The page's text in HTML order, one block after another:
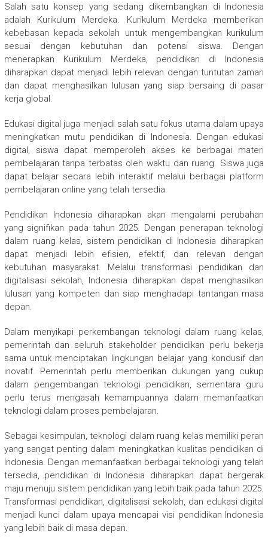
Salah satu konsep yang sedang dikembangkan di Indonesia
adalah Kurikulum Merdeka. Kurikulum Merdeka memberikan
kebebasan kepada sekolah untuk mengembangkan kurikulum
sesuai dengan kebutuhan dan potensi siswa. Dengan
menerapkan Kurikulum Merdeka, pendidikan di Indonesia
diharapkan dapat menjadi lebih relevan dengan tuntutan zaman
dan dapat menghasilkan lulusan yang siap bersaing di pasar
kerja global.
Edukasi digital juga menjadi salah satu fokus utama dalam upaya
meningkatkan mutu pendidikan di Indonesia. Dengan edukasi
digital, siswa dapat memperoleh akses ke berbagai materi
pembelajaran tanpa terbatas oleh waktu dan ruang. Siswa juga
dapat belajar secara lebih interaktif melalui berbagai platform
pembelajaran online yang telah tersedia.
Pendidikan Indonesia diharapkan akan mengalami perubahan
yang signifikan pada tahun 2025. Dengan penerapan teknologi
dalam ruang kelas, sistem pendidikan di Indonesia diharapkan
dapat menjadi lebih efisien, efektif, dan relevan dengan
kebutuhan masyarakat. Melalui transformasi pendidikan dan
digitalisasi sekolah, Indonesia diharapkan dapat menghasilkan
lulusan yang kompeten dan siap menghadapi tantangan masa
depan.
Dalam menyikapi perkembangan teknologi dalam ruang kelas,
pemerintah dan seluruh stakeholder pendidikan perlu bekerja
sama untuk menciptakan lingkungan belajar yang kondusif dan
inovatif. Pemerintah perlu memberikan dukungan yang cukup
dalam pengembangan teknologi pendidikan, sementara guru
perlu terus mengasah kemampuannya dalam memanfaatkan
teknologi dalam proses pembelajaran.
Sebagai kesimpulan, teknologi dalam ruang kelas memiliki peran
yang sangat penting dalam meningkatkan kualitas pendidikan di
Indonesia. Dengan memanfaatkan berbagai teknologi yang telah
tersedia, pendidikan di Indonesia diharapkan dapat bergerak
maju menuju sistem pendidikan yang lebih baik pada tahun 2025.
Transformasi pendidikan, digitalisasi sekolah, dan edukasi digital
menjadi kunci dalam upaya mencapai visi pendidikan Indonesia
yang lebih baik di masa depan.